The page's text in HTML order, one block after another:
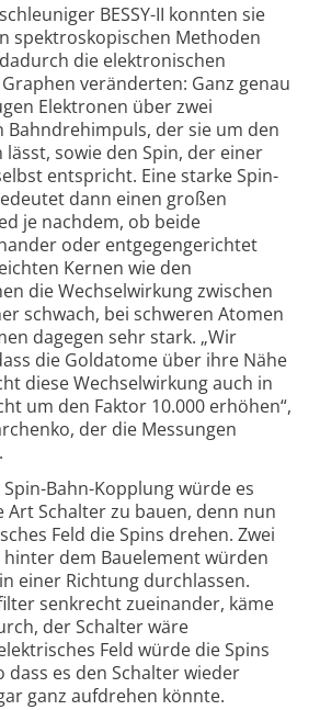
BESSY-II konnten sie
spektroskopischen Methoden
die elektronischen
veränderten: Ganz genau
Elektronen über zwei
Bahndrehimpuls, der sie um den
sowie den Spin, der einer
entspricht. Eine starke Spin-
dann einen großen
je nachdem, ob beide
oder entgegengerichtet
Kernen wie den
die Wechselwirkung zwischen
schwach, bei schweren Atomen
dagegen sehr stark. „Wir
die Goldatome über ihre Nähe
diese Wechselwirkung auch in
um den Faktor 10.000 erhöhen“,
der die Messungen
Bahn-Kopplung würde es
Art Schalter zu bauen, denn nun
Feld die Spins drehen. Zwei
dem Bauelement würden
einer Richtung durchlassen.
senkrecht zueinander, käme
der Schalter wäre
Feld würde die Spins
dass es den Schalter wieder
ganz aufdrehen könnte.